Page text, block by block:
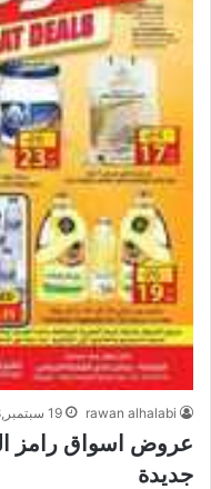
rawan alhalabi 19 سبتمبر,2018
عروض اسواق رامز
جديدة